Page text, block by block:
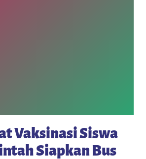
Vaksinasi Siswa
Siapkan Bus